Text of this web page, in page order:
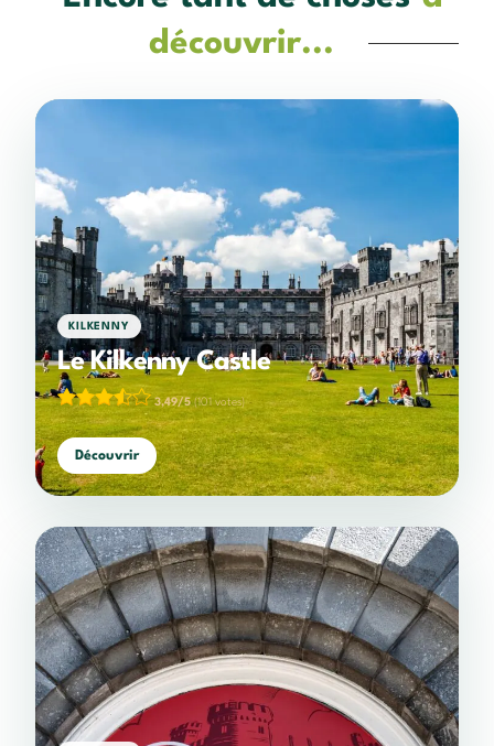
découvrir...
KILKENNY
Le Kilkenny Castle
3,49/5(101 votes)
Découvrir